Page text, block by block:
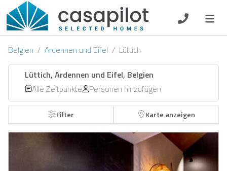
DE EN ES
Frühstück
Gutscheine
Eigentümer Log-In
Belgien Ardennen und Eifel Lüttich
Lüttich, Ardennen und Eifel, Belgien
Alle Zeitpunkte
Personen hinzufügen
Filter Karte anzeigen